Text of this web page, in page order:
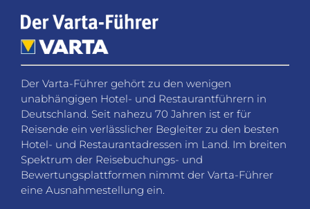
Der Varta-Führer gehört zu den wenigen
unabhängigen Hotel- und Restaurantführern in
Deutschland. Seit nahezu 70 Jahren ist er für
Reisende ein verlässlicher Begleiter zu den besten
Hotel- und Restaurantadressen im Land. Im breiten
Spektrum der Reisebuchungs- und
Bewertungsplattformen nimmt der Varta-Führer
eine Ausnahmestellung ein.